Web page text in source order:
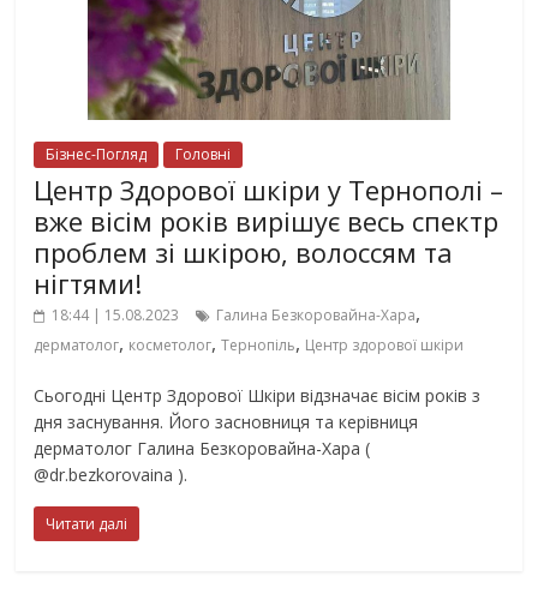
Бізнес-Погляд Головні
Центр Здорової шкіри у Тернополі –
вже вісім років вирішує весь спектр
проблем зі шкірою, волоссям та
нігтями!
18:44 | 15.08.2023 Галина Безкоровайна-Хара,
дерматолог, косметолог,Тернопіль, Центр здорової шкіри
Сьогодні Центр Здорової Шкіри відзначає вісім років з
дня заснування. Його засновниця та керівниця
дерматолог Галина Безкоровайна-Хара (
@dr.bezkorovaina ).
Читати далі